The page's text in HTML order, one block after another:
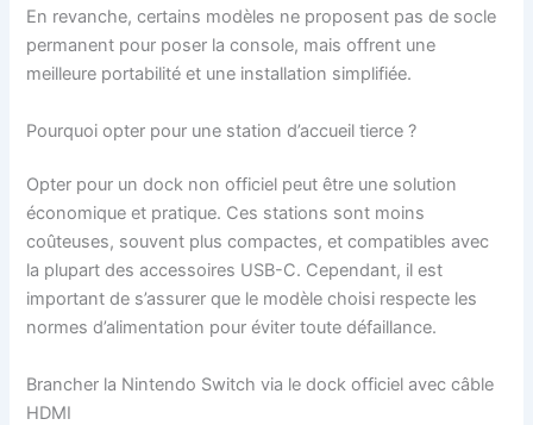
En revanche, certains modèles ne proposent pas de socle
permanent pour poser la console, mais offrent une
meilleure portabilité et une installation simplifiée.
Pourquoi opter pour une station d’accueil tierce ?
Opter pour un dock non officiel peut être une solution
économique et pratique. Ces stations sont moins
coûteuses, souvent plus compactes, et compatibles avec
la plupart des accessoires USB-C. Cependant, il est
important de s’assurer que le modèle choisi respecte les
normes d’alimentation pour éviter toute défaillance.
Brancher la Nintendo Switch via le dock officiel avec câble
HDMI